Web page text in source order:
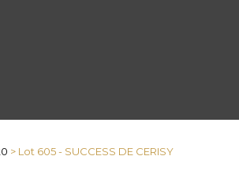
> Lot 605 - SUCCESS DE CERISY